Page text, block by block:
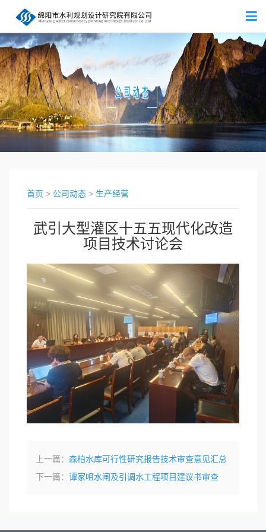
首页 > 公司动态 > 生产经营
武引大型灌区十五五现代化改造
项目技术讨论会
上一篇： 森柏水库可行性研究报告技术审查意见汇总
下一篇： 谭家咀水闸及引调水工程项目建议书审查